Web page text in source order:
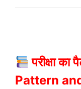
परीक्षा
Pattern